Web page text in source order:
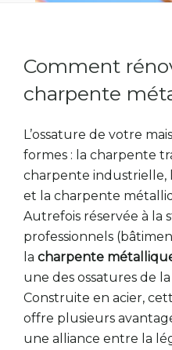
Comment
charpente
L’ossature de votre
formes : la charpente
charpente industrielle,
et la charpente
Autrefois réservée à la
professionnels
la charpente
une des ossatures de
Construite en acier,
offre plusieurs
une alliance entre la